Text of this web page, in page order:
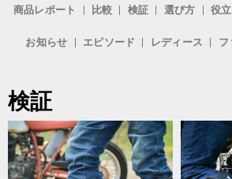
商品レポート 比較 検証 選び方 役
お知らせ
エピソード レディース
検証